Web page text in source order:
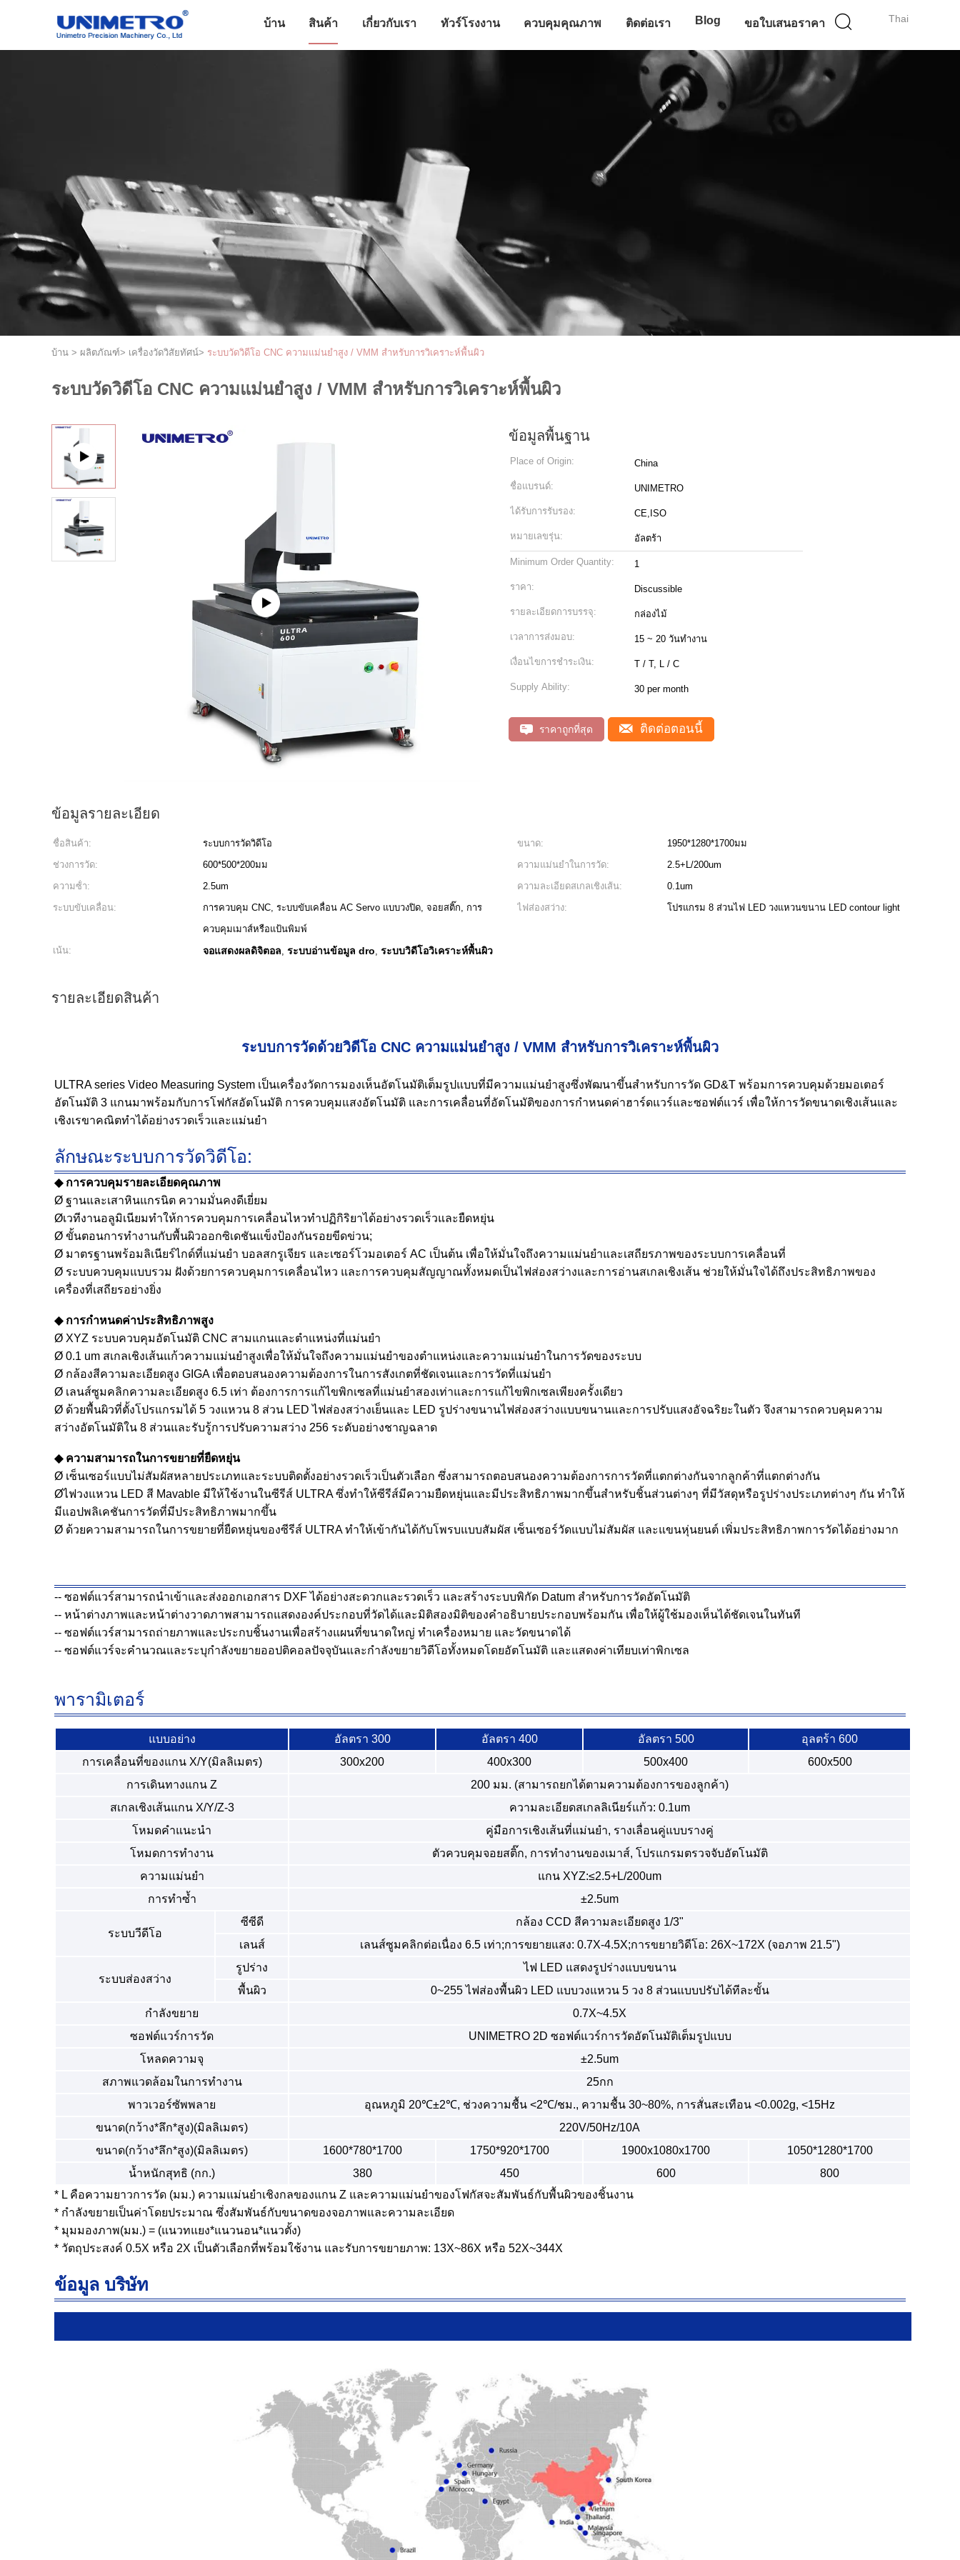
Thai
บ้าน สินค้า เกี่ยวกับเรา ทัวร์โรงงาน ควบคุมคุณภาพ ติดต่อเรา Blog ขอใบเสนอราคา
บ้าน > ผลิตภัณฑ์> เครื่องวัดวิสัยทัศน์> ระบบวัดวิดีโอ CNC ความแม่นยำสูง / VMM สำหรับการวิเคราะห์พื้นผิว
ระบบวัดวิดีโอ CNC ความแม่นยำสูง / VMM สำหรับการวิเคราะห์พื้นผิว
ข้อมูลพื้นฐาน
Place of Origin: China
ชื่อแบรนด์: UNIMETRO
ได้รับการรับรอง: CE,ISO
หมายเลขรุ่น: อัลตร้า
Minimum Order Quantity: 1
ราคา: Discussible
รายละเอียดการบรรจุ: กล่องไม้
เวลาการส่งมอบ: 15 ~ 20 วันทำงาน
เงื่อนไขการชำระเงิน: T / T, L / C
Supply Ability: 30 per month
ราคาถูกที่สุด ติดต่อตอนนี้
ข้อมูลรายละเอียด
ชื่อสินค้า: ระบบการวัดวิดีโอ ขนาด:
1950*1280*1700มม
ช่วงการวัด:
600*500*200มม ความแม่นยำในการวัด:
2.5+L/200um
ความซ้ํา:
2.5um ความละเอียดสเกลเชิงเส้น:
0.1um
ระบบขับเคลื่อน:
การควบคุม CNC, ระบบขับเคลื่อน AC Servo แบบวงปิด, จอยสติ๊ก, การ
ควบคุมเมาส์หรือแป้นพิมพ์
ไฟส่องสว่าง: โปรแกรม 8 ส่วนไฟ LED วงแหวนขนาน LED contour light
เน้น: จอแสดงผลดิจิตอล, ระบบอ่านข้อมูล dro, ระบบวิดีโอวิเคราะห์พื้นผิว
รายละเอียดสินค้า
ระบบการวัดด้วยวิดีโอ CNC ความแม่นยำสูง / VMM สำหรับการวิเคราะห์พื้นผิว
ULTRA series Video Measuring System เป็นเครื่องวัดการมองเห็นอัตโนมัติเต็มรูปแบบที่มีความแม่นยำสูงซึ่งพัฒนาขึ้นสำหรับการวัด GD&T พร้อมการควบคุมด้วยมอเตอร์
อัตโนมัติ 3 แกนมาพร้อมกับการโฟกัสอัตโนมัติ การควบคุมแสงอัตโนมัติ และการเคลื่อนที่อัตโนมัติของการกำหนดค่าฮาร์ดแวร์และซอฟต์แวร์ เพื่อให้การวัดขนาดเชิงเส้นและ
เชิงเรขาคณิตทำได้อย่างรวดเร็วและแม่นยำ
ลักษณะระบบการวัดวิดีโอ:
◆ การควบคุมรายละเอียดคุณภาพ
Ø ฐานและเสาหินแกรนิต ความมั่นคงดีเยี่ยม
Øเวทีงานอลูมิเนียมทำให้การควบคุมการเคลื่อนไหวทำปฏิกิริยาได้อย่างรวดเร็วและยืดหยุ่น
Ø ขั้นตอนการทำงานกับพื้นผิวออกซิเดชันแข็งป้องกันรอยขีดข่วน;
Ø มาตรฐานพร้อมลิเนียร์ไกด์ที่แม่นยำ บอลสกรูเจียร และเซอร์โวมอเตอร์ AC เป็นต้น เพื่อให้มั่นใจถึงความแม่นยำและเสถียรภาพของระบบการเคลื่อนที่
Ø ระบบควบคุมแบบรวม ฝังด้วยการควบคุมการเคลื่อนไหว และการควบคุมสัญญาณทั้งหมดเป็นไฟส่องสว่างและการอ่านสเกลเชิงเส้น ช่วยให้มั่นใจได้ถึงประสิทธิภาพของ
เครื่องที่เสถียรอย่างยิ่ง
◆ การกำหนดค่าประสิทธิภาพสูง
Ø XYZ ระบบควบคุมอัตโนมัติ CNC สามแกนและตำแหน่งที่แม่นยำ
Ø 0.1 um สเกลเชิงเส้นแก้วความแม่นยำสูงเพื่อให้มั่นใจถึงความแม่นยำของตำแหน่งและความแม่นยำในการวัดของระบบ
Ø กล้องสีความละเอียดสูง GIGA เพื่อตอบสนองความต้องการในการสังเกตที่ชัดเจนและการวัดที่แม่นยำ
Ø เลนส์ซูมคลิกความละเอียดสูง 6.5 เท่า ต้องการการแก้ไขพิกเซลที่แม่นยำสองเท่าและการแก้ไขพิกเซลเพียงครั้งเดียว
Ø ด้วยพื้นผิวที่ตั้งโปรแกรมได้ 5 วงแหวน 8 ส่วน LED ไฟส่องสว่างเย็นและ LED รูปร่างขนานไฟส่องสว่างแบบขนานและการปรับแสงอัจฉริยะในตัว จึงสามารถควบคุมความ
สว่างอัตโนมัติใน 8 ส่วนและรับรู้การปรับความสว่าง 256 ระดับอย่างชาญฉลาด
◆ ความสามารถในการขยายที่ยืดหยุ่น
Ø เซ็นเซอร์แบบไม่สัมผัสหลายประเภทและระบบติดตั้งอย่างรวดเร็วเป็นตัวเลือก ซึ่งสามารถตอบสนองความต้องการการวัดที่แตกต่างกันจากลูกค้าที่แตกต่างกัน
Øไฟวงแหวน LED สี Mavable มีให้ใช้งานในซีรีส์ ULTRA ซึ่งทำให้ซีรีส์มีความยืดหยุ่นและมีประสิทธิภาพมากขึ้นสำหรับชิ้นส่วนต่างๆ ที่มีวัสดุหรือรูปร่างประเภทต่างๆ กัน ทำให้
มีแอปพลิเคชันการวัดที่มีประสิทธิภาพมากขึ้น
Ø ด้วยความสามารถในการขยายที่ยืดหยุ่นของซีรีส์ ULTRA ทำให้เข้ากันได้กับโพรบแบบสัมผัส เซ็นเซอร์วัดแบบไม่สัมผัส และแขนหุ่นยนต์ เพิ่มประสิทธิภาพการวัดได้อย่างมาก
-- ซอฟต์แวร์สามารถนำเข้าและส่งออกเอกสาร DXF ได้อย่างสะดวกและรวดเร็ว และสร้างระบบพิกัด Datum สำหรับการวัดอัตโนมัติ
-- หน้าต่างภาพและหน้าต่างวาดภาพสามารถแสดงองค์ประกอบที่วัดได้และมิติสองมิติของคำอธิบายประกอบพร้อมกัน เพื่อให้ผู้ใช้มองเห็นได้ชัดเจนในทันที
-- ซอฟต์แวร์สามารถถ่ายภาพและประกบชิ้นงานเพื่อสร้างแผนที่ขนาดใหญ่ ทำเครื่องหมาย และวัดขนาดได้
-- ซอฟต์แวร์จะคำนวณและระบุกำลังขยายออปติคอลปัจจุบันและกำลังขยายวิดีโอทั้งหมดโดยอัตโนมัติ และแสดงค่าเทียบเท่าพิกเซล
พารามิเตอร์
แบบอย่าง อัลตรา 300 อัลตรา 400 อัลตรา 500
อุลตร้า 600
การเคลื่อนที่ของแกน X/Y(มิลลิเมตร)
300x200 400x300 500x400
600x500
การเดินทางแกน Z
200 มม. (สามารถยกได้ตามความต้องการของลูกค้า)
สเกลเชิงเส้นแกน X/Y/Z-3
ความละเอียดสเกลลิเนียร์แก้ว: 0.1um
โหมดคำแนะนำ
คู่มือการเชิงเส้นที่แม่นยำ, รางเลื่อนคู่แบบรางคู่
โหมดการทำงาน
ตัวควบคุมจอยสติ๊ก, การทำงานของเมาส์, โปรแกรมตรวจจับอัตโนมัติ
ความแม่นยำ
แกน XYZ:≤2.5+L/200um
การทำซ้ำ
±2.5um
ระบบวีดีโอ
ซีซีดี
กล้อง CCD สีความละเอียดสูง 1/3"
เลนส์
เลนส์ซูมคลิกต่อเนื่อง 6.5 เท่า;การขยายแสง: 0.7X-4.5X;การขยายวิดีโอ: 26X~172X (จอภาพ 21.5")
ระบบส่องสว่าง
รูปร่าง
ไฟ LED แสดงรูปร่างแบบขนาน
พื้นผิว
0~255 ไฟส่องพื้นผิว LED แบบวงแหวน 5 วง 8 ส่วนแบบปรับได้ทีละขั้น
กำลังขยาย
0.7X~4.5X
ซอฟต์แวร์การวัด
UNIMETRO 2D ซอฟต์แวร์การวัดอัตโนมัติเต็มรูปแบบ
โหลดความจุ
±2.5um
สภาพแวดล้อมในการทำงาน
25กก
พาวเวอร์ซัพพลาย
อุณหภูมิ 20℃±2℃, ช่วงความชื้น <2℃/ชม., ความชื้น 30~80%, การสั่นสะเทือน <0.002g, <15Hz
ขนาด(กว้าง*ลึก*สูง)(มิลลิเมตร)
220V/50Hz/10A
ขนาด(กว้าง*ลึก*สูง)(มิลลิเมตร)
1600*780*1700 1750*920*1700 1900x1080x1700
1050*1280*1700
น้ำหนักสุทธิ (กก.)
380 450 600
800
* L คือความยาวการวัด (มม.) ความแม่นยำเชิงกลของแกน Z และความแม่นยำของโฟกัสจะสัมพันธ์กับพื้นผิวของชิ้นงาน
* กำลังขยายเป็นค่าโดยประมาณ ซึ่งสัมพันธ์กับขนาดของจอภาพและความละเอียด
* มุมมองภาพ(มม.) = (แนวทแยง*แนวนอน*แนวตั้ง)
* วัตถุประสงค์ 0.5X หรือ 2X เป็นตัวเลือกที่พร้อมใช้งาน และรับการขยายภาพ: 13X~86X หรือ 52X~344X
ข้อมูล บริษัท